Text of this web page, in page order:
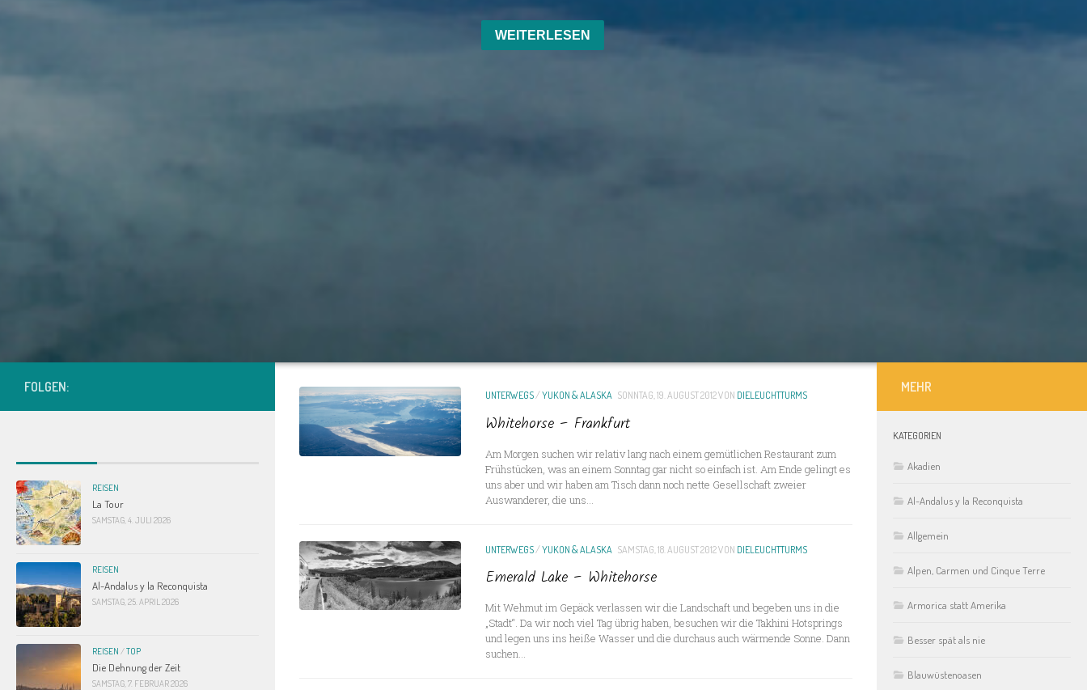
WEITERLESEN
UNTERWEGS/YUKON & ALASKA SONNTAG, 19. AUGUST 2012VON DIELEUCHTTURMS
Whitehorse – Frankfurt
Am Morgen suchen wir relativ lang nach einem gemütlichen Restaurant zum
Frühstücken, was an einem Sonntag gar nicht so einfach ist. Am Ende gelingt es
uns aber und wir haben am Tisch dann noch nette Gesellschaft zweier
Auswanderer, die uns...
UNTERWEGS/YUKON & ALASKA SAMSTAG, 18. AUGUST 2012VON DIELEUCHTTURMS
Emerald Lake – Whitehorse
Mit Wehmut im Gepäck verlassen wir die Landschaft und begeben uns in die
„Stadt“. Da wir noch viel Tag übrig haben, besuchen wir die Takhini Hotsprings
und legen uns ins heiße Wasser und die durchaus auch wärmende Sonne. Dann
suchen...
FOLGEN:
REISEN
La Tour
SAMSTAG, 4. JULI 2026
REISEN
Al-Andalus y la Reconquista
SAMSTAG, 25. APRIL 2026
REISEN /TOP
Die Dehnung der Zeit
SAMSTAG, 7. FEBRUAR 2026
MEHR
KATEGORIEN
Akadien
Al-Andalus y la Reconquista
Allgemein
Alpen, Carmen und Cinque Terre
Armorica statt Amerika
Besser spät als nie
Blauwüstenoasen